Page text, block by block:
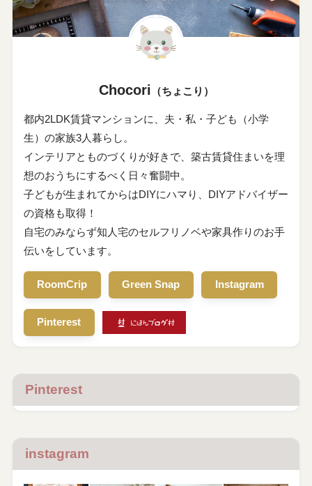
Chocori （ちょこり）
都内2LDK賃貸マンションに、夫・私・子ども（小学
生）の家族3人暮らし。
インテリアとものづくりが好きで、築古賃貸住まいを理
想のおうちにするべく日々奮闘中。
子どもが生まれてからはDIYにハマり、DIYアドバイザー
の資格も取得！
自宅のみならず知人宅のセルフリノベや家具作りのお手
伝いをしています。
RoomCrip Green Snap Instagram
Pinterest
Pinterest
instagram